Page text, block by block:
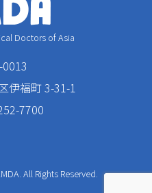
Doctors of Asia
伊福町 3-31-1
7700
All Rights Reserved.